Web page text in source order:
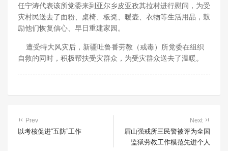
任宁涛代表该所党委来到亚尔乡皮亚孜其拉村进行慰问，为受
灾村民送去了面粉、桌椅、板凳、暖壶、衣物等生活用品，鼓
励他们恢复信心、早日重建家园。
遭受特大风灾后，新疆吐鲁番劳教（戒毒）所党委在组织
自救的同时，积极帮扶受灾群众，为受灾群众送去了温暖。
Prev
以考核促进“五防”工作
Next
眉山强戒所三民警被评为全国
监狱劳教工作模范先进个人